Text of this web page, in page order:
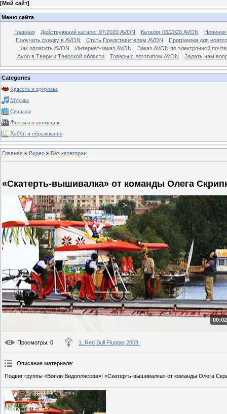
[Мой сайт]
Меню сайта
Главная Действующий каталог 07/2020 AVON Каталог 06/2020 AVON
Новинки
Получить скидку в AVON
Стать Представителем AVON
Программа для
Как оплатить AVON
Интернет-заказ AVON
Заказ AVON по электронной почте
Avon в Твери и Тверской области
Товары с логотипом AVON Задать нам
Categories
Красота и здоровье
Музыка
Сериалы
Фильмы и анимация
Хобби и образование
Главная » Видео » Без категории
«Скатерть-вышивалка» от команды Олега
Просмотры: 0 1. Red Bull Flugtag 2009.
Описание материала:
Подвиг группы «Вопли Видоплясова»! «Скатерть-вышивалка» от команды Олега